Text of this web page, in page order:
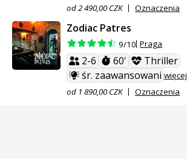
od 2 490,00 CZK
Oznaczenia
Zodiac Patres
9/10 Praga
2-6 60'
Thriller
śr. zaawansowani więcej
od 1 890,00 CZK
Oznaczenia